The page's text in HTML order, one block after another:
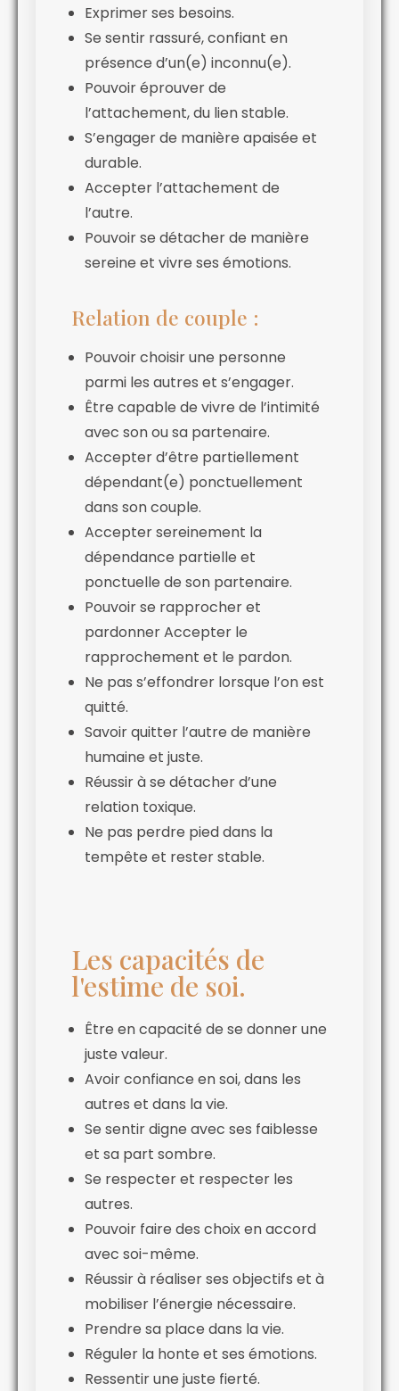
Exprimer ses besoins.
Se sentir rassuré, confiant en
présence d’un(e) inconnu(e).
Pouvoir éprouver de
l’attachement, du lien stable.
S’engager de manière apaisée et
durable.
Accepter l’attachement de
l’autre.
Pouvoir se détacher de manière
sereine et vivre ses émotions.
Relation de couple :
Pouvoir choisir une personne
parmi les autres et s’engager.
Être capable de vivre de l’intimité
avec son ou sa partenaire.
Accepter d’être partiellement
dépendant(e) ponctuellement
dans son couple.
Accepter sereinement la
dépendance partielle et
ponctuelle de son partenaire.
Pouvoir se rapprocher et
pardonner Accepter le
rapprochement et le pardon.
Ne pas s’effondrer lorsque l’on est
quitté.
Savoir quitter l’autre de manière
humaine et juste.
Réussir à se détacher d’une
relation toxique.
Ne pas perdre pied dans la
tempête et rester stable.
Les capacités de
l'estime de soi.
Être en capacité de se donner une
juste valeur.
Avoir confiance en soi, dans les
autres et dans la vie.
Se sentir digne avec ses faiblesse
et sa part sombre.
Se respecter et respecter les
autres.
Pouvoir faire des choix en accord
avec soi-même.
Réussir à réaliser ses objectifs et à
mobiliser l’énergie nécessaire.
Prendre sa place dans la vie.
Réguler la honte et ses émotions.
Ressentir une juste fierté.